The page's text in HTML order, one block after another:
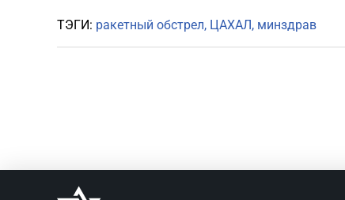
ТЭГИ: ракетный обстрел ЦАХАЛ минздрав